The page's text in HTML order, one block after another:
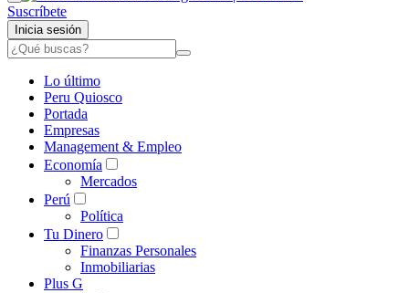
Suscríbete
Inicia sesión
Lo último
Peru Quiosco
Portada
Empresas
Management & Empleo
Economía
Mercados
Perú
Política
Tu Dinero
Finanzas Personales
Inmobiliarias
Plus G